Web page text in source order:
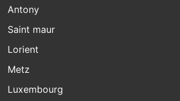
Antony
Saint maur
Lorient
Metz
Luxembourg